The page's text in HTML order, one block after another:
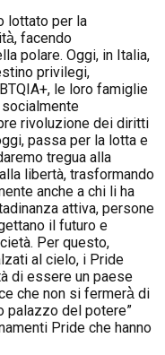
lottato per la
facendo
polare. Oggi, in Italia,
privilegi,
le loro famiglie
rivoluzione dei diritti
passa per la lotta e
tregua alla
libertà, trasformando
anche a chi li ha
attiva, persone
il futuro e
Per questo,
al cielo, i Pride
di essere un paese
che non si fermerà̀ di
palazzo del potere”
Pride che hanno